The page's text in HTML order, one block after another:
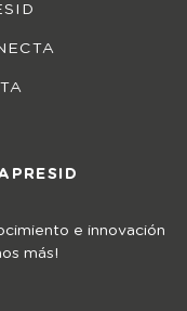
e innovación
más!